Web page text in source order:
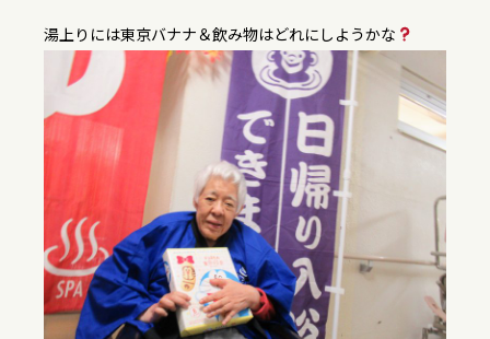
湯上りには東京バナナ＆飲み物はどれにしようかな